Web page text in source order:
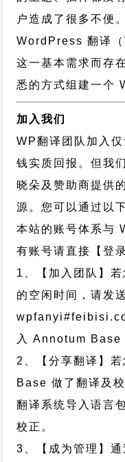
户造成了很多不便。
WordPress 翻译
这一基本需求而存
悉的方式组建一个
加入我们
WP翻译团队加入
钱实质回报。但我
晓朵及赞助商提供
源。您可以通过以
本站的账号体系与
有账号请直接【登
1、【加入团队】
的空闲时间，请发
入 Annotum Base
2、【分享翻译】
Base 做了翻译及
翻译系统导入语言
校正。
3、【成为管理】